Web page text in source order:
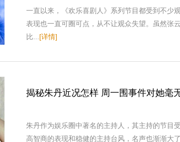
一直以来，《欢乐喜剧人》系列节目都受到不少
表现也一直可圈可点，从不让观众失望。虽然张
比... [详情]
揭秘朱丹近况怎样 周一围事件对她毫
朱丹作为娱乐圈中著名的主持人，其主持的节目
高智商的表现和稳健的主持台风，名声也渐渐大